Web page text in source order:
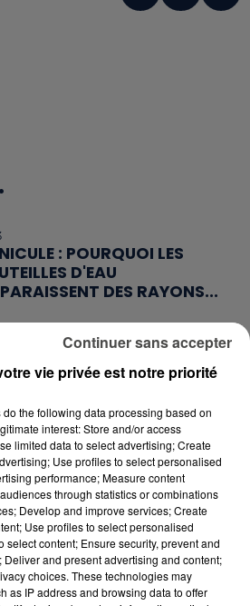
: POURQUOI LES
D'EAU
DES RAYONS...
SAINEMENT COÛTE 25 %
CHER QU'IL Y A CINQ ANS,
L’ONU
2026
SONT LES MARQUES QUI
LE MEILLEUR RAPPORT...
2026
: LES 5 RÉFLEXES À
POUR ÉVITER
CET ÉTÉ...
vie privée est notre priorité
do the following data processing based on
interest: Store and/or access
limited data to select advertising; Create
Use profiles to select personalised
performance; Measure content
through statistics or combinations
Develop and improve services; Create
Use profiles to select personalised
select content; Ensure security, prevent and
Deliver and present advertising and content;
choices. These technologies may
as IP address and browsing data to offer
Continuer sans accepter